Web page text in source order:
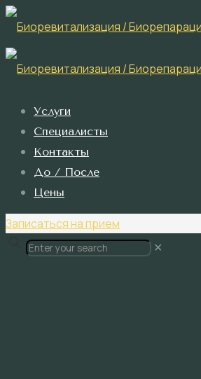
Услуги
Специалисты
Контакты
До / После
Цены
Записаться на прием
✕